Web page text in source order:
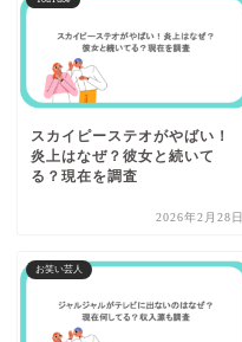
スカイピーステオがやばい！
炎上はなぜ？彼女と続いて
る？現在を調査
2026年2月28日
お笑い芸人